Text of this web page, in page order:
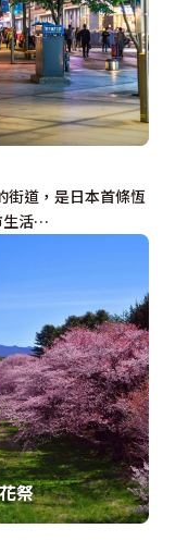
街道，是日本首條恆
生活…
祭